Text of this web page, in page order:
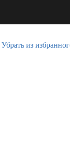
Убрать из